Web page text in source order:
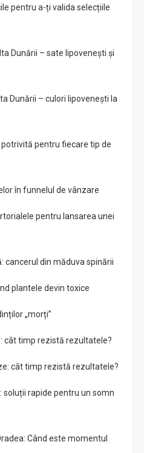
pentru a-ți valida selecțiile
Dunării – sate lipovenești și
Dunării – culori lipovenești la
pentru fiecare tip de
în funnelul de vânzare
pentru lansarea unei
cancerul din măduva spinării
plantele devin toxice
„morți”
cât timp rezistă rezultatele?
cât timp rezistă rezultatele?
soluții rapide pentru un somn
Când este momentul